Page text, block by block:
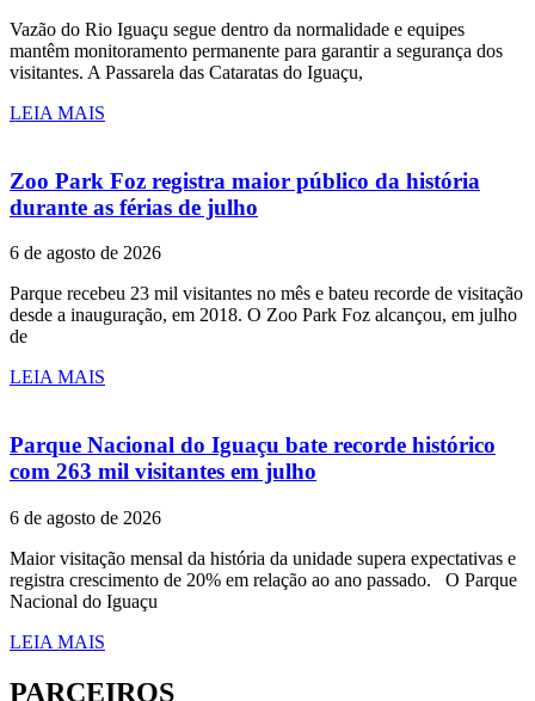
Vazão do Rio Iguaçu segue dentro da normalidade e equipes
mantêm monitoramento permanente para garantir a segurança dos
visitantes. A Passarela das Cataratas do Iguaçu,
LEIA MAIS
Zoo Park Foz registra maior público da história
durante as férias de julho
6 de agosto de 2026
Parque recebeu 23 mil visitantes no mês e bateu recorde de visitação
desde a inauguração, em 2018. O Zoo Park Foz alcançou, em julho
de
LEIA MAIS
Parque Nacional do Iguaçu bate recorde histórico
com 263 mil visitantes em julho
6 de agosto de 2026
Maior visitação mensal da história da unidade supera expectativas e
registra crescimento de 20% em relação ao ano passado. O Parque
Nacional do Iguaçu
LEIA MAIS
PARCEIROS